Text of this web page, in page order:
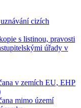
cizích
s listinou, pravosti
úřady v
v zemích EU, EHP
mimo území